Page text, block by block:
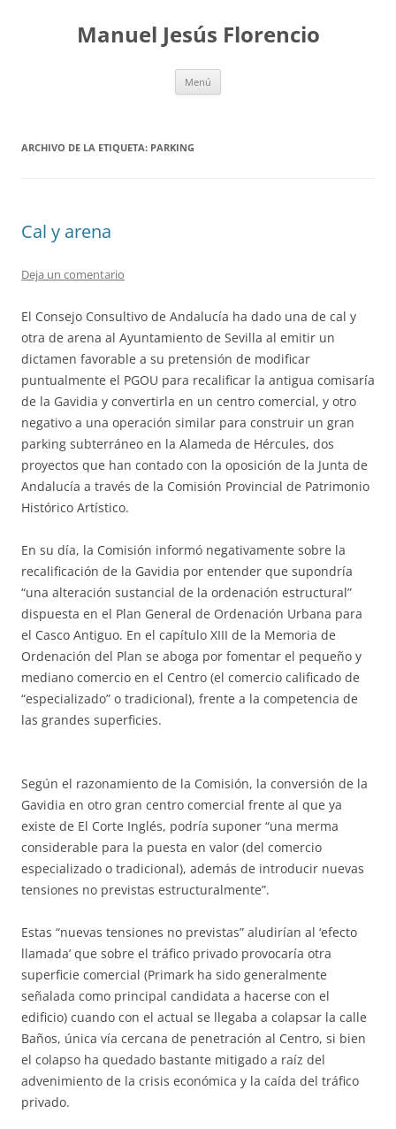
contenidoManuel Jesús Florencio
Menú
ARCHIVO DE LA ETIQUETA: PARKING
Cal y arena
Deja un comentario
El Consejo Consultivo de Andalucía ha dado una de cal y
otra de arena al Ayuntamiento de Sevilla al emitir un
dictamen favorable a su pretensión de modificar
puntualmente el PGOU para recalificar la antigua comisaría
de la Gavidia y convertirla en un centro comercial, y otro
negativo a una operación similar para construir un gran
parking subterráneo en la Alameda de Hércules, dos
proyectos que han contado con la oposición de la Junta de
Andalucía a través de la Comisión Provincial de Patrimonio
Histórico Artístico.
En su día, la Comisión informó negativamente sobre la
recalificación de la Gavidia por entender que supondría
“una alteración sustancial de la ordenación estructural”
dispuesta en el Plan General de Ordenación Urbana para
el Casco Antiguo. En el capítulo XIII de la Memoria de
Ordenación del Plan se aboga por fomentar el pequeño y
mediano comercio en el Centro (el comercio calificado de
“especializado” o tradicional), frente a la competencia de
las grandes superficies.
Según el razonamiento de la Comisión, la conversión de la
Gavidia en otro gran centro comercial frente al que ya
existe de El Corte Inglés, podría suponer “una merma
considerable para la puesta en valor (del comercio
especializado o tradicional), además de introducir nuevas
tensiones no previstas estructuralmente”.
Estas “nuevas tensiones no previstas” aludirían al ‘efecto
llamada’ que sobre el tráfico privado provocaría otra
superficie comercial (Primark ha sido generalmente
señalada como principal candidata a hacerse con el
edificio) cuando con el actual se llegaba a colapsar la calle
Baños, única vía cercana de penetración al Centro, si bien
el colapso ha quedado bastante mitigado a raíz del
advenimiento de la crisis económica y la caída del tráfico
privado.